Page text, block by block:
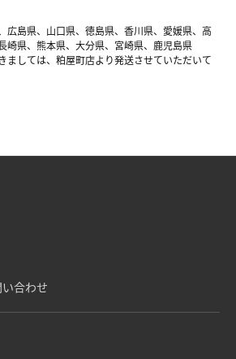
広島県、山口県、徳島県、香川県、愛媛県、高
崎県、熊本県、大分県、宮崎県、鹿児島県
しては、粕屋町店より発送させていただいて
合わせ